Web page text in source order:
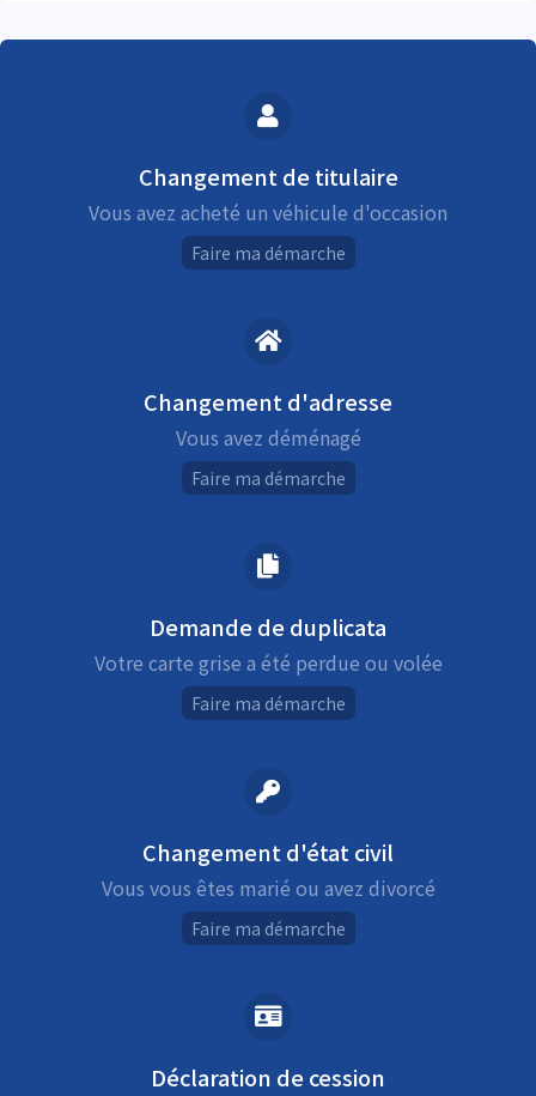
Changement de titulaire
Vous avez acheté un véhicule d'occasion
Faire ma démarche
Changement d'adresse
Vous avez déménagé
Faire ma démarche
Demande de duplicata
Votre carte grise a été perdue ou volée
Faire ma démarche
Changement d'état civil
Vous vous êtes marié ou avez divorcé
Faire ma démarche
Déclaration de cession